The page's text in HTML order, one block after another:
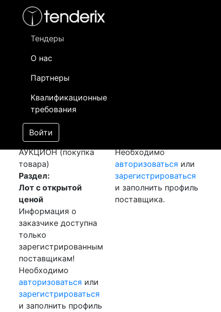
Тендеры
О нас
Партнеры
Квалификационные
требования
Войти
- активный лот
- сохраненный лот (не опубликован)
Закупка: Труба
асбоцементная
[Завершен]
Победитель выбран
Лот №:932
АУКЦИОН (покупка
товара)
Раздел:
Лот с открытой
ценой
Информация о
заказчике доступна
только
зарегистрированным
поставщикам!
Необходимо
авторизоваться или
зарегистрироваться
и заполнить профиль
Необходимо
авторизоваться или
зарегистрироваться
и заполнить профиль
поставщика.